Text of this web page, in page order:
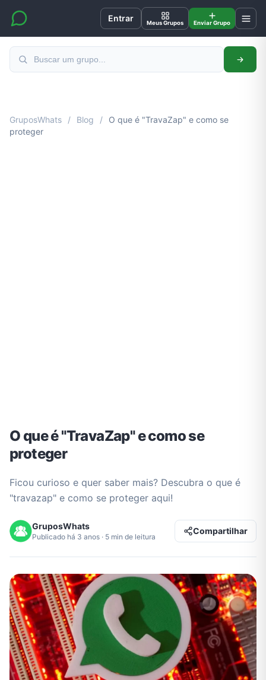
Entrar Meus Grupos Enviar Grupo
GruposWhats / Blog /
O que é "TravaZap" e como se
proteger
O que é "TravaZap" e como se
proteger
Ficou curioso e quer saber mais? Descubra o que é
"travazap" e como se proteger aqui!
GruposWhats
Publicado há 3 anos · 5 min de leitura
Compartilhar